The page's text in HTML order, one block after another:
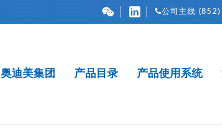
公司主线
奥迪美集团 产品目录 产品使用系统